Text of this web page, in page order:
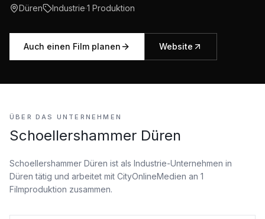
Düren Industrie·1 Produktion
Auch einen Film planen Website
ÜBER DAS UNTERNEHMEN
Schoellershammer Düren
Schoellershammer Düren ist als Industrie-Unternehmen in
Düren tätig und arbeitet mit CityOnlineMedien an 1
Filmproduktion zusammen.